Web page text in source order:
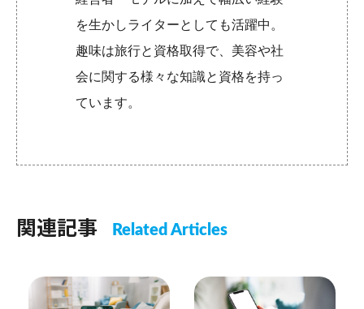
を生かしライターとしても活躍中。
趣味は旅行と資格取得で、美容や社
会に関する様々な知識と資格を持っ
ています。
関連記事 Related Articles